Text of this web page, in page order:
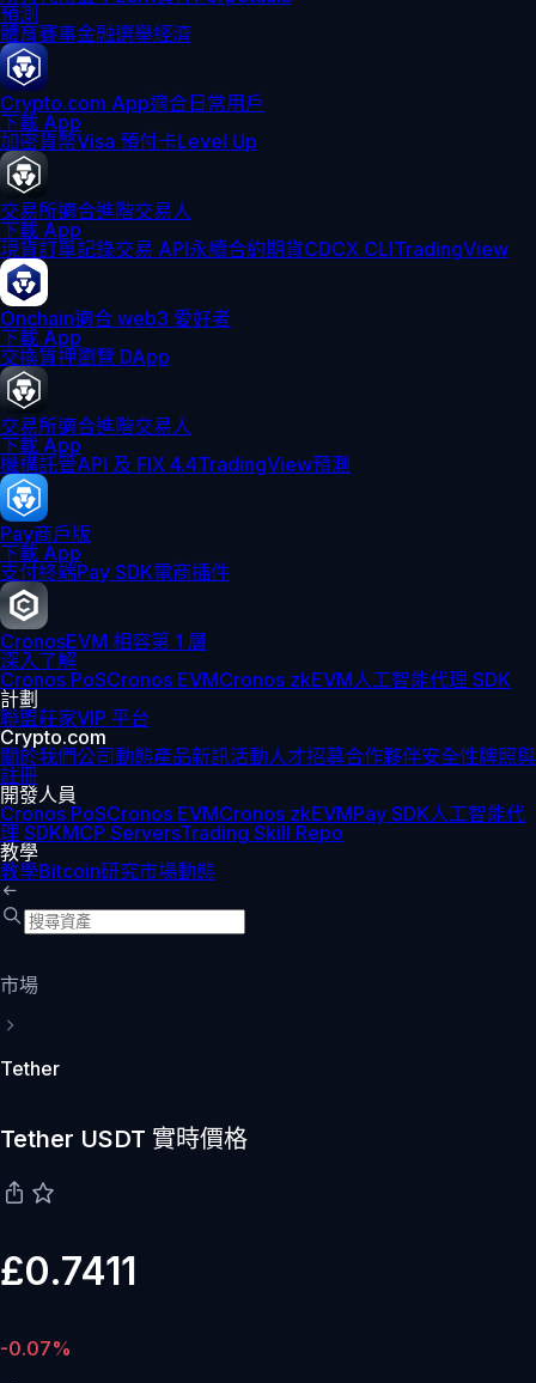
預測
體育賽事金融選舉經濟
Crypto.com App適合日常用戶
下載 App
加密貨幣Visa 預付卡Level Up
交易所適合進階交易人
下載 App
現貨訂單記錄交易 API永續合約期貨CDCX CLITradingView
Onchain適合 web3 愛好者
下載 App
交換質押瀏覽 DApp
交易所適合進階交易人
下載 App
機構託管API 及 FIX 4.4TradingView預測
Pay商戶版
下載 App
支付終端Pay SDK電商插件
CronosEVM 相容第 1 層
深入了解
Cronos PoSCronos EVMCronos zkEVM人工智能代理 SDK
計劃
聯盟莊家VIP 平台
Crypto.com
關於我們公司動態產品新訊活動人才招募合作夥伴安全性牌照與
註冊
開發人員
Cronos PoSCronos EVMCronos zkEVMPay SDK人工智能代
理 SDKMCP ServersTrading Skill Repo
教學
教學Bitcoin研究市場動態
市場
Tether
Tether USDT 實時價格
£0.7411
-0.07%